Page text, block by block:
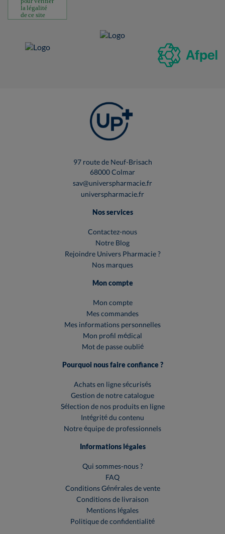
97 route de Neuf-Brisach
68000 Colmar
sav@universpharmacie.fr
universpharmacie.fr
Nos services
Contactez-nous
Notre Blog
Rejoindre Univers Pharmacie ?
Nos marques
Mon compte
Mon compte
Mes commandes
Mes informations personnelles
Mon profil médical
Mot de passe oublié
Pourquoi nous faire confiance ?
Achats en ligne sécurisés
Gestion de notre catalogue
Sélection de nos produits en ligne
Intégrité du contenu
Notre équipe de professionnels
Informations légales
Qui sommes-nous ?
FAQ
Conditions Générales de vente
Conditions de livraison
Mentions légales
Politique de confidentialité